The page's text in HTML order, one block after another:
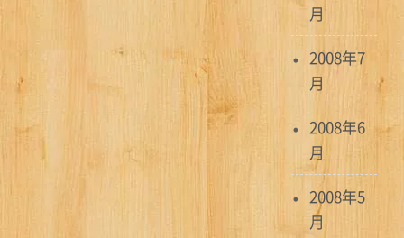
月
2008年7
月
2008年6
月
2008年5
月